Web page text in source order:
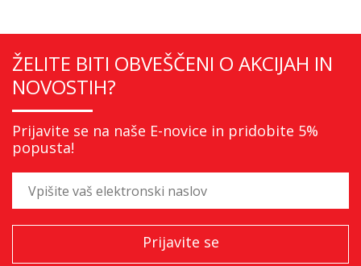
ŽELITE BITI OBVEŠČENI O AKCIJAH IN
NOVOSTIH?
Prijavite se na naše E-novice in pridobite 5%
popusta!